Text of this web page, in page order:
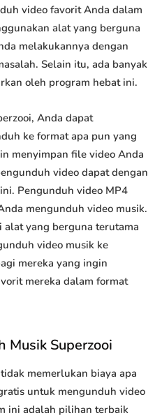
video favorit Anda dalam
alat yang berguna
melakukannya dengan
Selain itu, ada banyak
oleh program hebat ini.
Anda dapat
ke format apa pun yang
menyimpan file video Anda
video dapat dengan
Pengunduh video MP4
mengunduh video musik.
alat yang berguna terutama
video musik ke
mereka yang ingin
mereka dalam format
Musik Superzooi
memerlukan biaya apa
untuk mengunduh video
ini adalah pilihan terbaik